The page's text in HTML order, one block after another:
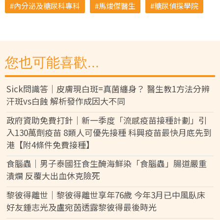
內分泌及糖尿科專科
馬焌傑醫生 糖尿偵探學院
您也可能喜歡...
Sick問識答｜皮膚現白斑=真菌纏身？ 醫生教1方法分辨
汗斑vs白蝕 解析發作成因大不同
政府資助免費打針｜新一季度「流感疫苗接種計劃」引
入130萬劑疫苗 8類人可優先接種 科興疫苗最快月底先到
港【附4條件免費接種】
食腦蟲｜男子泰國狂食生醃海鮮染「食腦蟲」腸道嚴重
潰爛 反覆大出血休克險死
黎彼得離世｜黎彼得離世享年76歲 今年3月已中風臥床
好友鍾志光及盧宛茵透露黎彼得最後時光